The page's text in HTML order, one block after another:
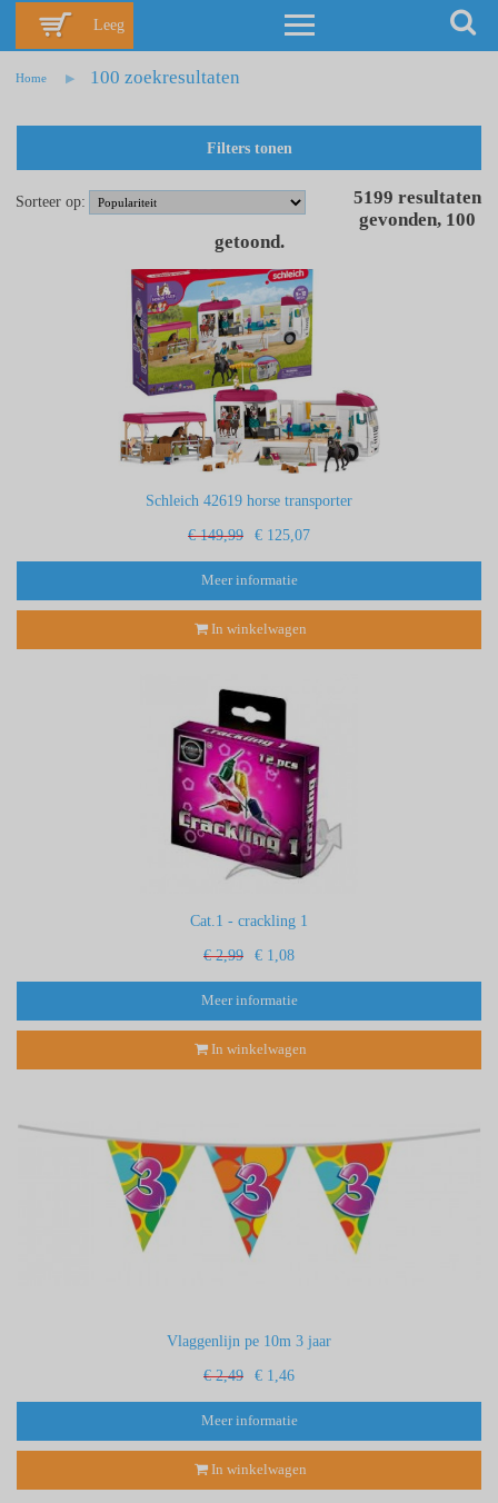
Leeg
Home 100 zoekresultaten
Filters tonen
Sorteer op: 5199 resultaten
gevonden, 100
getoond.
Schleich 42619 horse transporter
€ 149,99 € 125,07
Meer informatie
In winkelwagen
Cat.1 - crackling 1
€ 2,99 € 1,08
Meer informatie
In winkelwagen
Vlaggenlijn pe 10m 3 jaar
€ 2,49 € 1,46
Meer informatie
In winkelwagen